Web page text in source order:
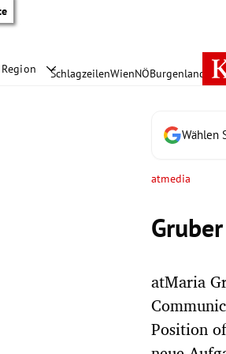
SchlagzeilenWienNÖBurgenland
Wählen
atmedia
atMaria
Position